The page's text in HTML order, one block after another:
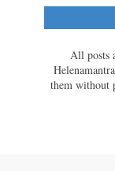
All posts
them without